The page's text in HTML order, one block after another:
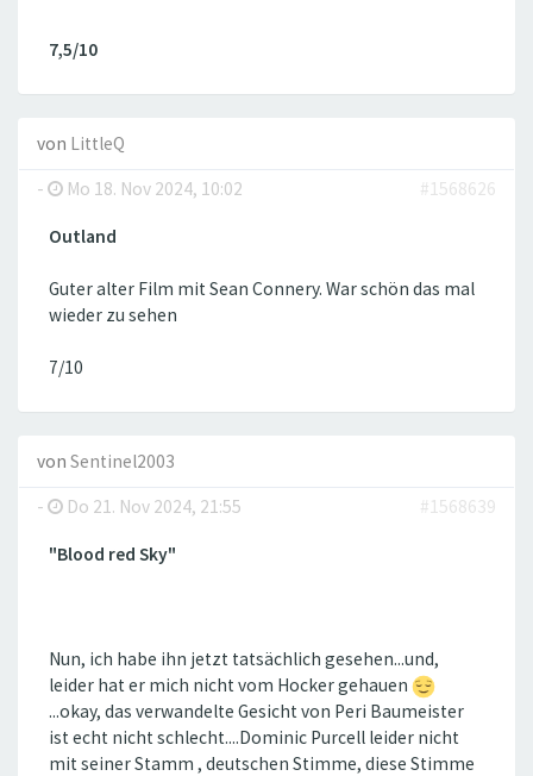
7,5/10
von LittleQ
-
Mo 18. Nov 2024, 10:02 #1568626
Outland
Guter alter Film mit Sean Connery. War schön das mal
wieder zu sehen
7/10
von Sentinel2003
-
Do 21. Nov 2024, 21:55 #1568639
"Blood red Sky"
Nun, ich habe ihn jetzt tatsächlich gesehen...und,
leider hat er mich nicht vom Hocker gehauen
...okay, das verwandelte Gesicht von Peri Baumeister
ist echt nicht schlecht....Dominic Purcell leider nicht
mit seiner Stamm , deutschen Stimme, diese Stimme